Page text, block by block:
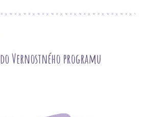
do Vernostného programu